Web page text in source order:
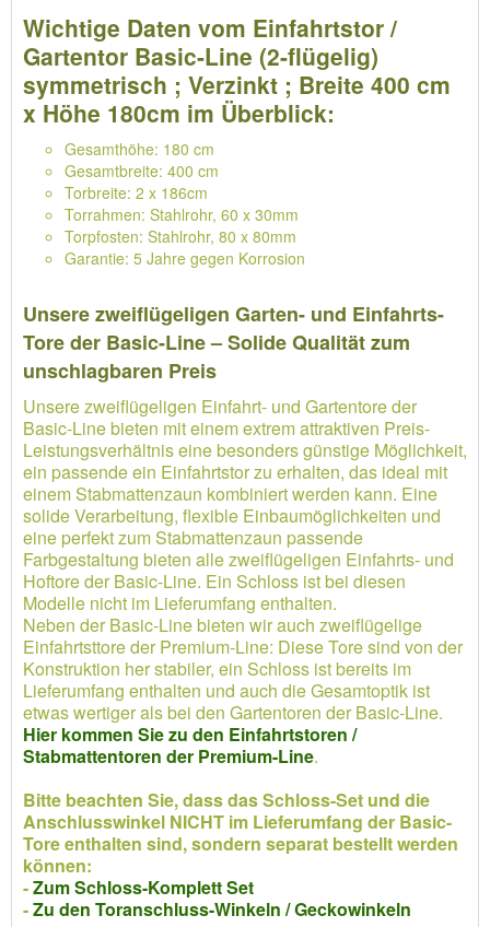
Wichtige Daten vom Einfahrtstor /
Gartentor Basic-Line (2-flügelig)
symmetrisch ; Verzinkt ; Breite 400 cm
x Höhe 180cm im Überblick:
Gesamthöhe: 180 cm
Gesamtbreite: 400 cm
Torbreite: 2 x 186cm
Torrahmen: Stahlrohr, 60 x 30mm
Torpfosten: Stahlrohr, 80 x 80mm
Garantie: 5 Jahre gegen Korrosion
Unsere zweiflügeligen Garten- und Einfahrts-
Tore der Basic-Line – Solide Qualität zum
unschlagbaren Preis
Unsere zweiflügeligen Einfahrt- und Gartentore der
Basic-Line bieten mit einem extrem attraktiven Preis-
Leistungsverhältnis eine besonders günstige Möglichkeit,
ein passende ein Einfahrtstor zu erhalten, das ideal mit
einem Stabmattenzaun kombiniert werden kann. Eine
solide Verarbeitung, flexible Einbaumöglichkeiten und
eine perfekt zum Stabmattenzaun passende
Farbgestaltung bieten alle zweiflügeligen Einfahrts- und
Hoftore der Basic-Line. Ein Schloss ist bei diesen
Modelle nicht im Lieferumfang enthalten.
Neben der Basic-Line bieten wir auch zweiflügelige
Einfahrtsttore der Premium-Line: Diese Tore sind von der
Konstruktion her stabiler, ein Schloss ist bereits im
Lieferumfang enthalten und auch die Gesamtoptik ist
etwas wertiger als bei den Gartentoren der Basic-Line.
Hier kommen Sie zu den Einfahrtstoren /
Stabmattentoren der Premium-Line.
Bitte beachten Sie, dass das Schloss-Set und die
Anschlusswinkel NICHT im Lieferumfang der Basic-
Tore enthalten sind, sondern separat bestellt werden
können:
-Zum Schloss-Komplett Set
-Zu den Toranschluss-Winkeln / Geckowinkeln